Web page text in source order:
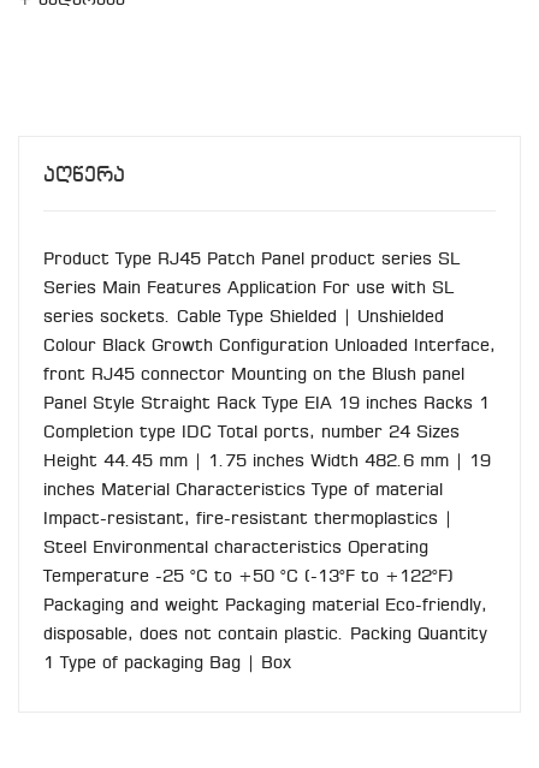
Აღწერა
Product Type RJ45 Patch Panel product series SL
Series Main Features Application For use with SL
series sockets. Cable Type Shielded | Unshielded
Colour Black Growth Configuration Unloaded Interface,
front RJ45 connector Mounting on the Blush panel
Panel Style Straight Rack Type EIA 19 inches Racks 1
Completion type IDC Total ports, number 24 Sizes
Height 44.45 mm | 1.75 inches Width 482.6 mm | 19
inches Material Characteristics Type of material
Impact-resistant, fire-resistant thermoplastics |
Steel Environmental characteristics Operating
Temperature -25 °C to +50 °C (-13°F to +122°F)
Packaging and weight Packaging material Eco-friendly,
disposable, does not contain plastic. Packing Quantity
1 Type of packaging Bag | Box